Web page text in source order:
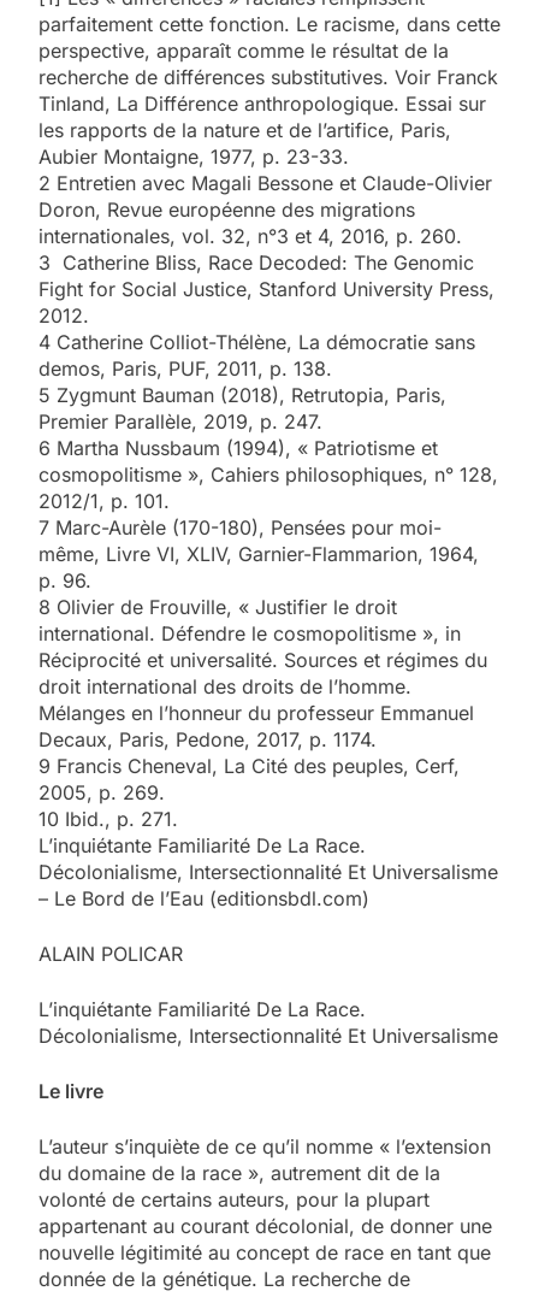
parfaitement cette fonction. Le racisme, dans cette
perspective, apparaît comme le résultat de la
recherche de différences substitutives. Voir Franck
Tinland, La Différence anthropologique. Essai sur
les rapports de la nature et de l’artifice, Paris,
Aubier Montaigne, 1977, p. 23-33.
2 Entretien avec Magali Bessone et Claude-Olivier
Doron, Revue européenne des migrations
internationales, vol. 32, n°3 et 4, 2016, p. 260.
3 Catherine Bliss, Race Decoded: The Genomic
Fight for Social Justice, Stanford University Press,
2012.
4 Catherine Colliot-Thélène, La démocratie sans
demos, Paris, PUF, 2011, p. 138.
5 Zygmunt Bauman (2018), Retrutopia, Paris,
Premier Parallèle, 2019, p. 247.
6 Martha Nussbaum (1994), « Patriotisme et
cosmopolitisme », Cahiers philosophiques, n° 128,
2012/1, p. 101.
7 Marc-Aurèle (170-180), Pensées pour moi-
même, Livre VI, XLIV, Garnier-Flammarion, 1964,
p. 96.
8 Olivier de Frouville, « Justifier le droit
international. Défendre le cosmopolitisme », in
Réciprocité et universalité. Sources et régimes du
droit international des droits de l’homme.
Mélanges en l’honneur du professeur Emmanuel
Decaux, Paris, Pedone, 2017, p. 1174.
9 Francis Cheneval, La Cité des peuples, Cerf,
2005, p. 269.
10 Ibid., p. 271.
L’inquiétante Familiarité De La Race.
Décolonialisme, Intersectionnalité Et Universalisme
– Le Bord de l’Eau (editionsbdl.com)
ALAIN POLICAR
L’inquiétante Familiarité De La Race.
Décolonialisme, Intersectionnalité Et Universalisme
Le livre
L’auteur s’inquiète de ce qu’il nomme « l’extension
du domaine de la race », autrement dit de la
volonté de certains auteurs, pour la plupart
appartenant au courant décolonial, de donner une
nouvelle légitimité au concept de race en tant que
donnée de la génétique. La recherche de